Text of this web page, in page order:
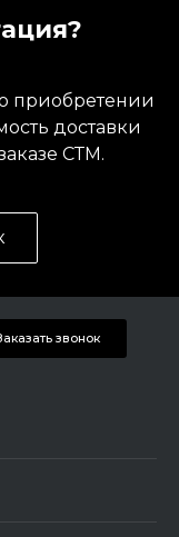
приобретении
доставки
СТМ.
звонок